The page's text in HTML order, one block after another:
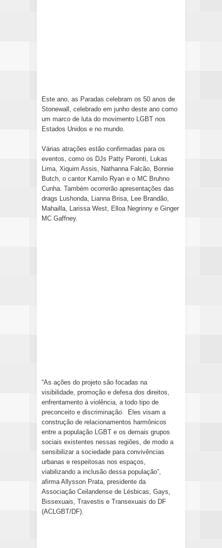
Este ano, as Paradas celebram os 50 anos de
Stonewall, celebrado em junho deste ano como
um marco de luta do movimento LGBT nos
Estados Unidos e no mundo.
Várias atrações estão confirmadas para os
eventos, como os DJs Patty Peronti, Lukas
Lima, Xiquim Assis, Nathanna Falcão, Bonnie
Butch, o cantor Kamilo Ryan e o MC Bruhno
Cunha. Também ocorrerão apresentações das
drags Lushonda, Lianna Brisa, Lee Brandão,
Mahailla, Larissa West, Elloa Negrinny e Ginger
MC Gaffney.
“As ações do projeto são focadas na
visibilidade, promoção e defesa dos direitos,
enfrentamento à violência, a todo tipo de
preconceito e discriminação. Eles visam a
construção de relacionamentos harmônicos
entre a população LGBT e os demais grupos
sociais existentes nessas regiões, de modo a
sensibilizar a sociedade para convivências
urbanas e respeitosas nos espaços,
viabilizando a inclusão dessa população”,
afirma Allysson Prata, presidente da
Associação Ceilandense de Lésbicas, Gays,
Bissexuais, Travestis e Transexuais do DF
(ACLGBT/DF).